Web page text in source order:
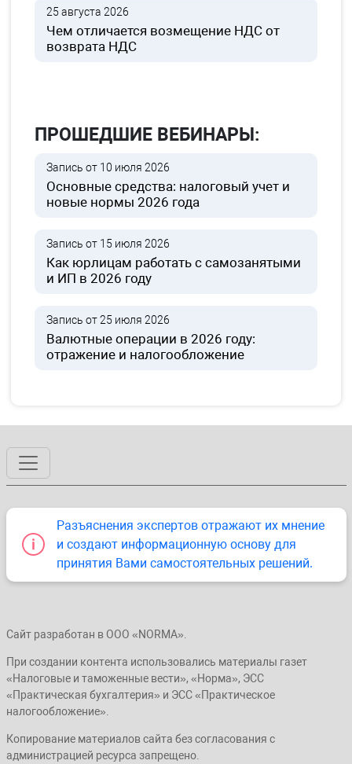
25 августа 2026
Чем отличается возмещение НДС от
возврата НДС
ПРОШЕДШИЕ ВЕБИНАРЫ:
Запись от 10 июля 2026
Основные средства: налоговый учет и
новые нормы 2026 года
Запись от 15 июля 2026
Как юрлицам работать с самозанятыми
и ИП в 2026 году
Запись от 25 июля 2026
Валютные операции в 2026 году:
отражение и налогообложение
Разъяснения экспертов отражают их мнение
и создают информационную основу для
принятия Вами самостоятельных решений.
Сайт разработан в ООО «NORMA».
При создании контента использовались материалы газет
«Налоговые и таможенные вести», «Норма», ЭСС
«Практическая бухгалтерия» и ЭСС «Практическое
налогообложение».
Копирование материалов сайта без согласования с
администрацией ресурса запрещено.